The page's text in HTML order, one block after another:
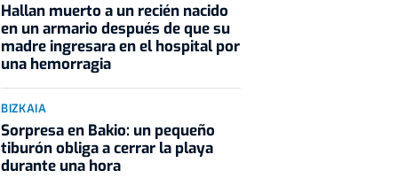
Hallan muerto a un recién nacido
en un armario después de que su
madre ingresara en el hospital por
una hemorragia
BIZKAIA
Sorpresa en Bakio: un pequeño
tiburón obliga a cerrar la playa
durante una hora